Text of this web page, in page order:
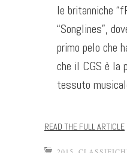
le britanniche
“Songlines”,
primo pelo che
che il CGS è la
tessuto
READ THE FULL ARTICLE
2015